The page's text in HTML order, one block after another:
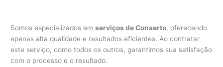
Somos especializados emserviços de Conserto, oferecendo
apenas alta qualidade e resultados eficientes. Ao contratar
este serviço, como todos os outros, garantimos sua satisfação
com o processo e o resultado.